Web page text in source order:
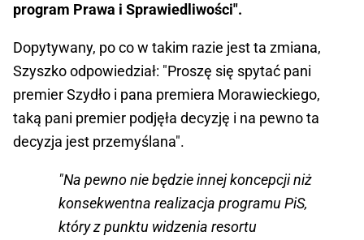
program Prawa i Sprawiedliwości".
Dopytywany, po co w takim razie jest ta zmiana,
Szyszko odpowiedział: "Proszę się spytać pani
premier Szydło i pana premiera Morawieckiego,
taką pani premier podjęła decyzję i na pewno ta
decyzja jest przemyślana".
"Na pewno nie będzie innej koncepcji niż
konsekwentna realizacja programu PiS,
który z punktu widzenia resortu